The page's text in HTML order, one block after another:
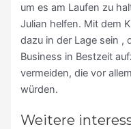
um es am Laufen zu
Julian helfen. Mit dem
dazu in der Lage sein ,
Business in Bestzeit
vermeiden, die vor
würden.
Weitere